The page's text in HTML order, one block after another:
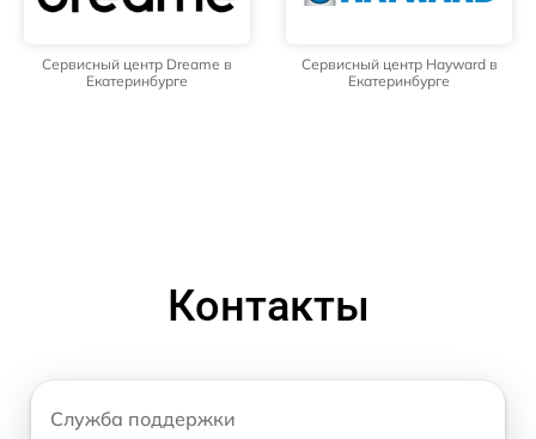
Сервисный центр Dreame в
Екатеринбурге
Сервисный центр Hayward в
Екатеринбурге
Контакты
Служба поддержки